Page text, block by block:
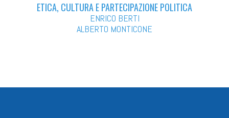
ETICA, CULTURA E PARTECIPAZIONE POLITICA
ENRICO BERTI
ALBERTO MONTICONE